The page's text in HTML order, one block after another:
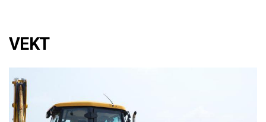
VEKT